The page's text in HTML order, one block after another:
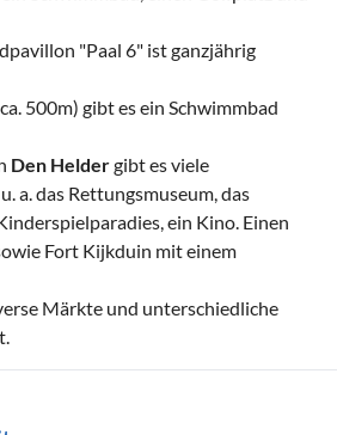
"Paal 6" ist ganzjährig
500m) gibt es ein Schwimmbad
Den Heldergibt es viele
a. das Rettungsmuseum, das
ein Kino. Einen
Fort Kijkduin mit einem
Märkte und unterschiedliche